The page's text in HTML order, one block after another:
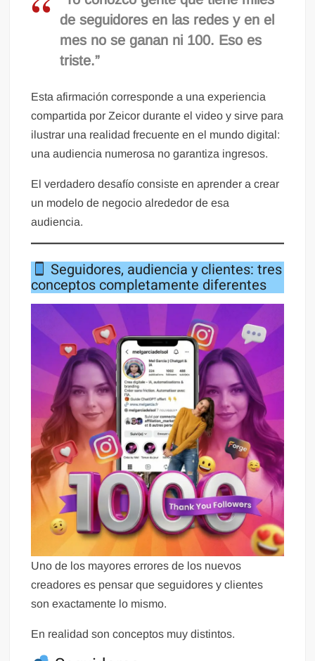
de seguidores en las redes y en el
mes no se ganan ni 100. Eso es
triste.”
Esta afirmación corresponde a una experiencia
compartida por Zeicor durante el video y sirve para
ilustrar una realidad frecuente en el mundo digital:
una audiencia numerosa no garantiza ingresos.
El verdadero desafío consiste en aprender a crear
un modelo de negocio alrededor de esa
audiencia.
Seguidores, audiencia y clientes: tres
conceptos completamente diferentes
Uno de los mayores errores de los nuevos
creadores es pensar que seguidores y clientes
son exactamente lo mismo.
En realidad son conceptos muy distintos.